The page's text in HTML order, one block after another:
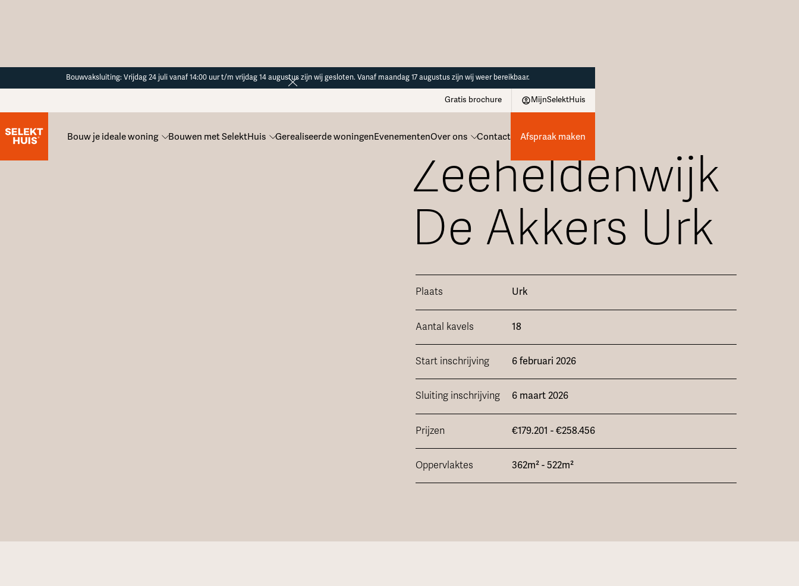
Bouwvaksluiting: Vrijdag 24 juli vanaf 14:00 uur t/m vrijdag 14 augustus zijn wij gesloten. Vanaf maandag 17 augustus zijn wij weer bereikbaar.
Bouw je ideale woning Bouwen met SelektHuis Gerealiseerde woningenEvenementenOver ons Contact
Gratis brochure MijnSelektHuis
Afspraak maken
Zeeheldenwijk
De Akkers Urk
Plaats Urk
Aantal kavels 18
Start inschrijving 6 februari 2026
Sluiting inschrijving 6 maart 2026
Prijzen €179.201 - €258.456
Oppervlaktes 362m² - 522m²